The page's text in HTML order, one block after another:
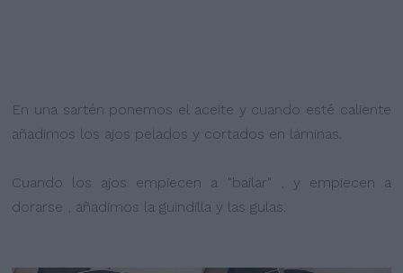
En una sartén ponemos el aceite y cuando esté caliente
añadimos los ajos pelados y cortados en láminas.
Cuando los ajos empiecen a "bailar" , y empiecen a
dorarse , añadimos la guindilla y las gulas.